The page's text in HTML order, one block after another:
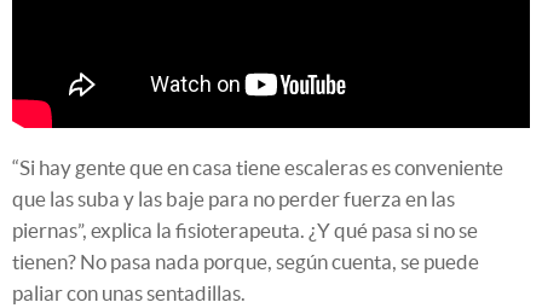
“Si hay gente que en casa tiene escaleras es conveniente
que las suba y las baje para no perder fuerza en las
piernas”, explica la fisioterapeuta. ¿Y qué pasa si no se
tienen? No pasa nada porque, según cuenta, se puede
paliar con unas sentadillas.